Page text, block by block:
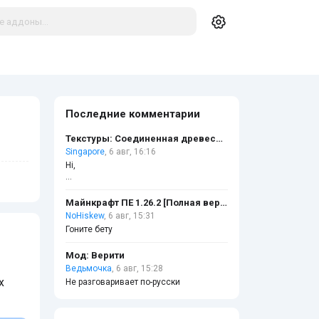
Последние комментарии
Текстуры: Соединенная древесина
Singapore, 6 авг, 16:16
Hi,
links to your site - modscraft.net on 5
legit local business websites (DR30+,
~2k–5k monthly traffic), completely free.
sites. Clean, fair exchange for a mutual
SEO boost.
Майнкрафт ПЕ 1.26.2 [Полная версия]
NoHiskew, 6 авг, 15:31
Гоните бету
Мод: Верити
Ведьмочка, 6 авг, 15:28
Не разговаривает по-русски